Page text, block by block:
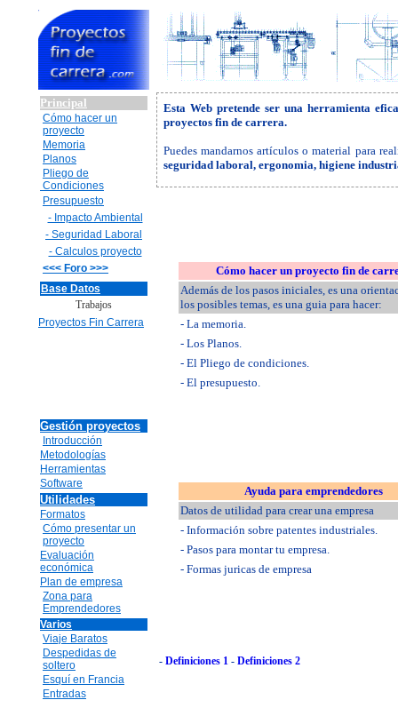
Principal
Cómo hacer un
proyecto
Memoria
Planos
Pliego de
Condiciones
Presupuesto
- Impacto Ambiental
- Seguridad Laboral
- Calculos proyecto
<<< Foro >>>
Base Datos
Trabajos
Proyectos Fin Carrera
Gestión proyectos
Introducción
Metodologías
Herramientas
Software
Utilidades
Formatos
Cómo presentar un
proyecto
Evaluación
económica
Plan de empresa
Zona para
Emprendedores
Varios
Viaje Baratos
Despedidas de
soltero
Esquí en Francia
Entradas
Esta Web pretende ser una herramienta
proyectos fin de carrera.
Puedes mandarnos artículos o material para
seguridad laboral, ergonomia, higiene
Cómo hacer un proyecto fin de
Además de los pasos iniciales, es una
los posibles temas, es una guia para hacer:
- La memoria.
- Los Planos.
- El Pliego de condiciones.
- El presupuesto.
Ayuda para emprendedores
Datos de utilidad para crear una empresa
- Información sobre patentes industriales.
- Pasos para montar tu empresa.
- Formas juricas de empresa
- Definiciones 1 - Definiciones 2